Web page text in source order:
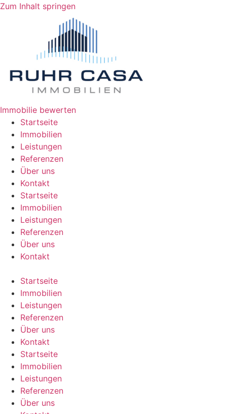
Zum Inhalt springen
Immobilie bewerten
Startseite
Immobilien
Leistungen
Referenzen
Über uns
Kontakt
Startseite
Immobilien
Leistungen
Referenzen
Über uns
Kontakt
Startseite
Immobilien
Leistungen
Referenzen
Über uns
Kontakt
Startseite
Immobilien
Leistungen
Referenzen
Über uns